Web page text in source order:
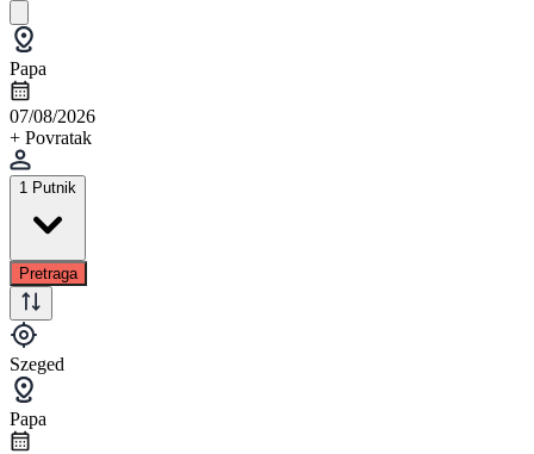
Papa
07/08/2026
+ Povratak
1 Putnik
Pretraga
Szeged
Papa